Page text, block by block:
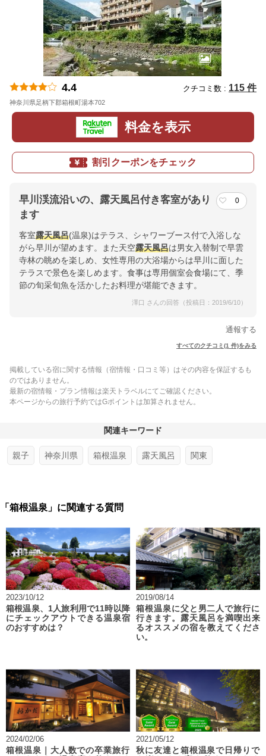
4.4 クチコミ数 : 115 件
神奈川県足柄下郡箱根町湯本702
料金を表示
割引クーポンをチェック
早川渓流沿いの、露天風呂付き客室があり
ます
0
客室露天風呂(温泉)はテラス、シャワーブース付で入浴しな
がら早川が望めます。また天空露天風呂は男女入替制で早雲
寺林の眺めを楽しめ、女性専用の大浴場からは早川に面した
テラスで景色を楽しめます。食事は専用個室会食場にて、季
節の旬采旬魚を活かしたお料理が堪能できます。
澤口 さんの回答（投稿日：2019/6/10）
通報する
すべてのクチコミ(1 件)をみる
掲載している宿に関する情報（宿情報・口コミ等）はその内容を保証するも
のではありません。
最新の宿情報・プラン情報は楽天トラベルにてご確認ください。
本ページからの旅行予約ではGポイントは加算されません。
関連キーワード
親子 神奈川県 箱根温泉 露天風呂 関東
「箱根温泉」に関連する質問
2023/10/12
箱根温泉、1人旅利用で11時以降
にチェックアウトできる温泉宿
のおすすめは？
2019/08/14
箱根温泉に父と男二人で旅行に
行きます。露天風呂を満喫出来
るオススメの宿を教えてくださ
い。
2024/02/06
箱根温泉｜大人数での卒業旅行
2021/05/12
秋に友達と箱根温泉で日帰りで